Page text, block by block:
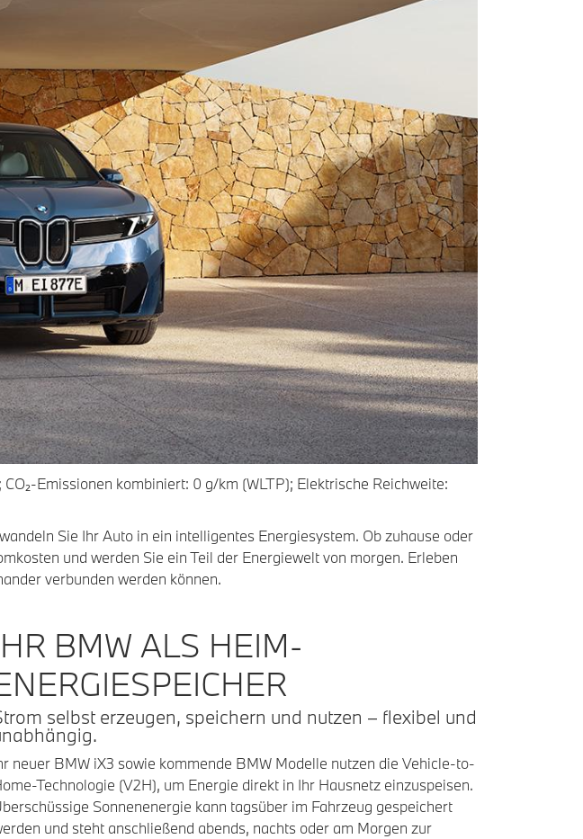
Emissionen kombiniert: 0 g/km (WLTP); Elektrische Reichweite:
Sie Ihr Auto in ein intelligentes Energiesystem. Ob zuhause oder
und werden Sie ein Teil der Energiewelt von morgen. Erleben
verbunden werden können.
BMW ALS HEIM-
selbst erzeugen, speichern und nutzen – flexibel und
neuer BMW iX3 sowie kommende BMW Modelle nutzen die Vehicle-to-
Technologie (V2H), um Energie direkt in Ihr Hausnetz einzuspeisen.
Sonnenenergie kann tagsüber im Fahrzeug gespeichert
und steht anschließend abends, nachts oder am Morgen zur